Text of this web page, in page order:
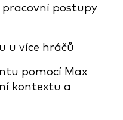
pracovní postupy
u více hráčů
pomocí Max
kontextu a